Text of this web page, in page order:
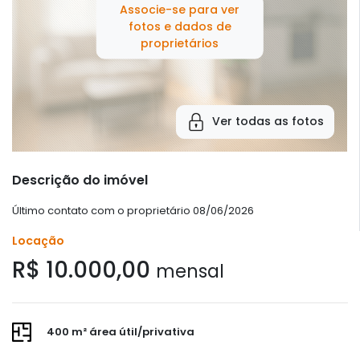
Associe-se para ver
fotos e dados de
proprietários
Ver todas as fotos
Descrição do imóvel
Último contato com o proprietário 08/06/2026
Locação
R$ 10.000,00 mensal
400 m² área útil/privativa